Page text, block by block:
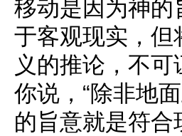
移动是因为神的
于客观现实，但
义的推论，不
你说，“除非地
的旨意就是符合